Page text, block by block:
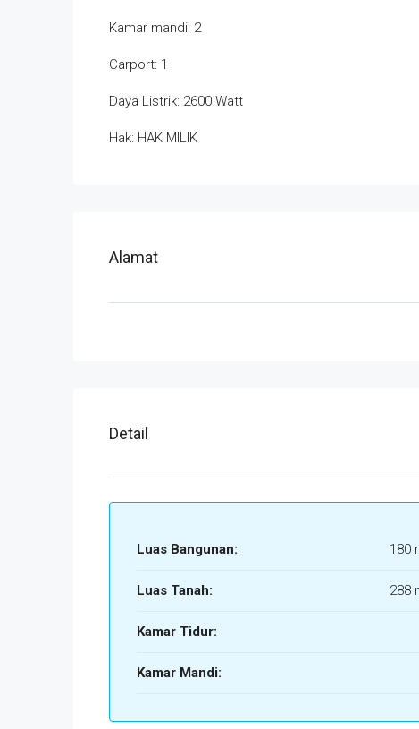
Kamar mandi: 2
Carport: 1
Daya Listrik: 2600 Watt
Hak: HAK MILIK
Alamat
Detail
Luas Bangunan: 180
Luas Tanah: 288
Kamar Tidur:
Kamar Mandi: